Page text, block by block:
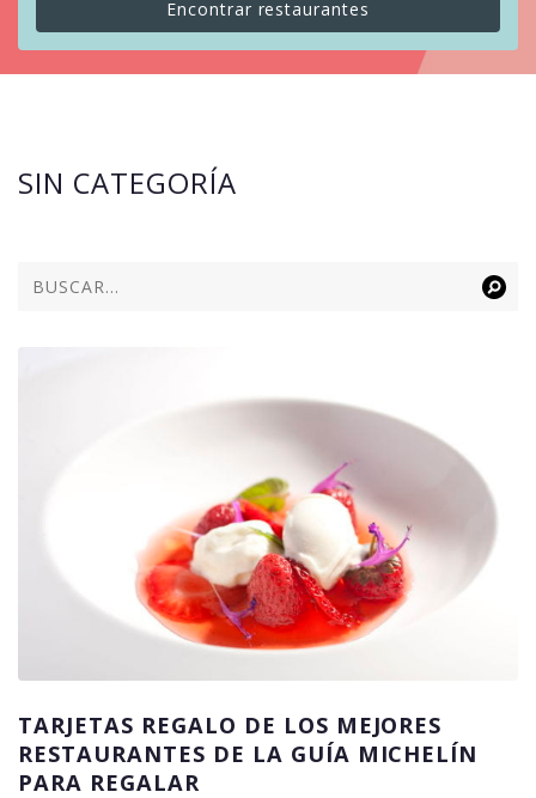
SIN CATEGORÍA
TARJETAS REGALO DE LOS MEJORES
RESTAURANTES DE LA GUÍA MICHELÍN
PARA REGALAR